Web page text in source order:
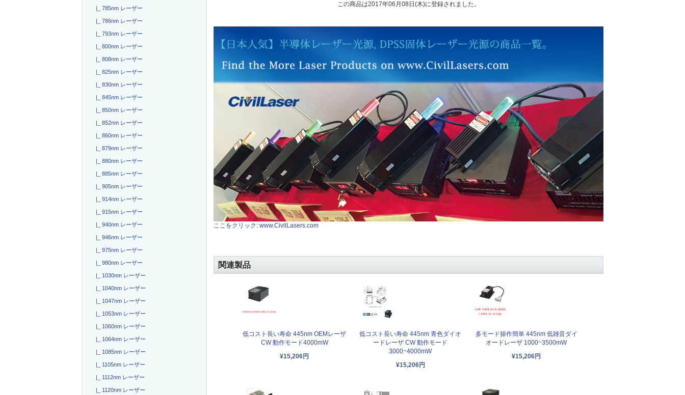
|_ 785nm レーザー
|_ 786nm レーザー
|_ 793nm レーザー
|_ 800nm レーザー
|_ 808nm レーザー
|_ 825nm レーザー
|_ 830nm レーザー
|_ 845nm レーザー
|_ 850nm レーザー
|_ 852nm レーザー
|_ 860nm レーザー
|_ 879nm レーザー
|_ 880nm レーザー
|_ 885nm レーザー
|_ 905nm レーザー
|_ 914nm レーザー
|_ 915nm レーザー
|_ 940nm レーザー
|_ 946nm レーザー
|_ 975nm レーザー
|_ 980nm レーザー
|_ 1030nm レーザー
|_ 1040nm レーザー
|_ 1047nm レーザー
|_ 1053nm レーザー
|_ 1060nm レーザー
|_ 1064nm レーザー
|_ 1085nm レーザー
|_ 1105nm レーザー
|_ 1112nm レーザー
|_ 1120nm レーザー
この商品は2017年06月08日(木)に登録されました。
ここをクリック: www.CivilLasers.com
関連製品
低コスト長い寿命 445nm OEMレーザ
CW 動作モード4000mW
¥15,206円
低コスト長い寿命 445nm 青色ダイオ
ードレーザ CW 動作モード
3000~4000mW
¥15,206円
多モード操作簡単 445nm 低雑音ダイ
オードレーザ 1000~3500mW
¥15,206円